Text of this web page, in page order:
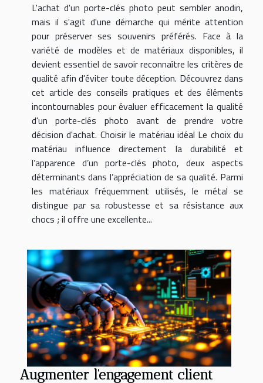
L'achat d'un porte-clés photo peut sembler anodin,
mais il s'agit d'une démarche qui mérite attention
pour préserver ses souvenirs préférés. Face à la
variété de modèles et de matériaux disponibles, il
devient essentiel de savoir reconnaître les critères de
qualité afin d'éviter toute déception. Découvrez dans
cet article des conseils pratiques et des éléments
incontournables pour évaluer efficacement la qualité
d'un porte-clés photo avant de prendre votre
décision d'achat. Choisir le matériau idéal Le choix du
matériau influence directement la durabilité et
l’apparence d’un porte-clés photo, deux aspects
déterminants dans l’appréciation de sa qualité. Parmi
les matériaux fréquemment utilisés, le métal se
distingue par sa robustesse et sa résistance aux
chocs ; il offre une excellente...
Augmenter l'engagement client